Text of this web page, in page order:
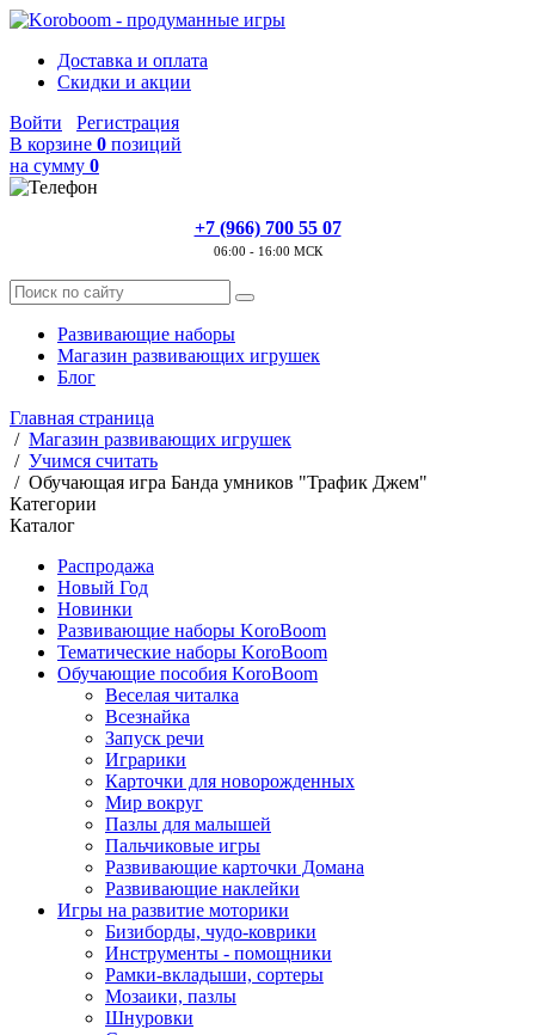
Доставка и оплата
Скидки и акции
Войти
Регистрация
В корзине 0 позиций
на сумму 0
+7 (966) 700 55 07
06:00 - 16:00 МСК
Развивающие наборы
Магазин развивающих игрушек
Блог
Главная страница
/ Магазин развивающих игрушек
/ Учимся считать
/ Обучающая игра Банда умников "Трафик Джем"
Категории
Каталог
Распродажа
Новый Год
Новинки
Развивающие наборы KoroBoom
Тематические наборы KoroBoom
Обучающие пособия KoroBoom
Веселая читалка
Всезнайка
Запуск речи
Играрики
Карточки для новорожденных
Мир вокруг
Пазлы для малышей
Пальчиковые игры
Развивающие карточки Домана
Развивающие наклейки
Игры на развитие моторики
Бизиборды, чудо-коврики
Инструменты - помощники
Рамки-вкладыши, сортеры
Мозаики, пазлы
Шнуровки